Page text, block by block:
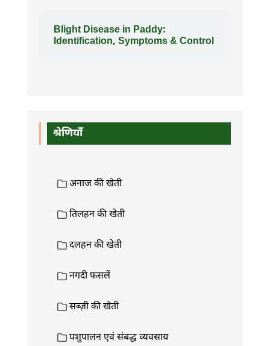
Blight Disease in Paddy:
Identification, Symptoms & Control
श्रेणियाँ
अनाज की खेती
तिलहन की खेती
दलहन की खेती
नगदी फसलें
सब्ज़ी की खेती
पशुपालन एवं संबद्ध व्यवसाय